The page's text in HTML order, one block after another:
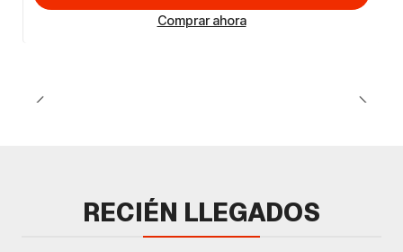
Comprar ahora
RECIÉN LLEGADOS